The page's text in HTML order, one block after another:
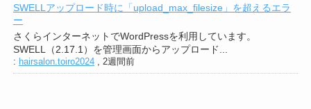
SWELLアップロード時に「upload_max_filesize」を超えるエラ
ー
さくらインターネットでWordPressを利用しています。
SWELL（2.17.1）を管理画面からアップロード...
: hairsalon.toiro2024, 2週間前